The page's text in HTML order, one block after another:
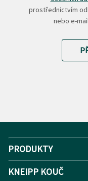
prostřednictvím
nebo e-
PRODUKTY
KNEIPP KOUČ